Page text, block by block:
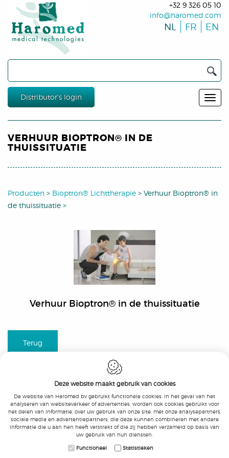
+32 9 326 05 10
info@haromed.com
NL FR EN
Distributor's login
VERHUUR BIOPTRON® IN DE
THUISSITUATIE
Producten > Bioptron® Lichttherapie > Verhuur Bioptron® in
de thuissituatie >
Verhuur Bioptron® in de thuissituatie
Terug
Haromed bv-Beukenlaan 21-9051 Gent-
T.:+32 9 326 05 10-F.:+32 9 326 05 11-
E.:info@haromed.com
KBO: 0479.328.765- BTW:BE 0479.328.765
Deze website maakt gebruik van cookies
De website van Haromed bv gebruikt functionele cookies. In het geval van het
analyseren van websiteverkeer of advertenties, worden ook cookies gebruikt voor
het delen van informatie, over uw gebruik van onze site, met onze analysepartners,
sociale media en advertentiepartners, die deze kunnen combineren met andere
informatie die u aan hen heeft verstrekt of die zij hebben verzameld op basis van
uw gebruik van hun diensten.
Functioneel Statistieken